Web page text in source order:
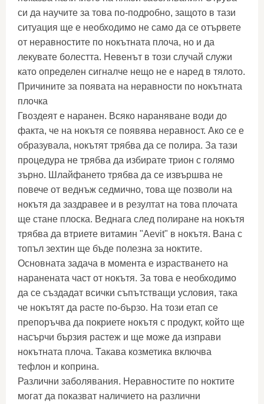
си да научите за това по-подробно, защото в тази
ситуация ще е необходимо не само да се отървете
от неравностите по нокътната плоча, но и да
лекувате болестта. Невенът в този случай служи
като определен сигналче нещо не е наред в тялото.
Причините за появата на неравности по нокътната
плочка
Гвоздеят е наранен. Всяко нараняване води до
факта, че на нокътя се появява неравност. Ако се е
образувала, нокътят трябва да се полира. За тази
процедура не трябва да избирате трион с голямо
зърно. Шлайфането трябва да се извършва не
повече от веднъж седмично, това ще позволи на
нокътя да заздравее и в резултат на това плочата
ще стане плоска. Веднага след полиране на нокътя
трябва да втриете витамин "Aevit" в нокътя. Вана с
топъл зехтин ще бъде полезна за ноктите.
Основната задача в момента е израстването на
наранената част от нокътя. За това е необходимо
да се създадат всички съпътстващи условия, така
че нокътят да расте по-бързо. На този етап се
препоръчва да покриете нокътя с продукт, който ще
насърчи бързия растеж и ще може да изправи
нокътната плоча. Такава козметика включва
тефлон и коприна.
Различни заболявания. Неравностите по ноктите
могат да показват наличието на различни